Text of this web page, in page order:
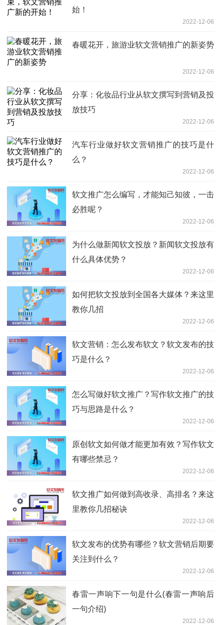
始！
2022-12-06
春暖花开，旅游业软文营销推广的新姿势
2022-12-06
分享：化妆品行业从软文撰写到营销及投
放技巧
2022-12-06
汽车行业做好软文营销推广的技巧是什
么？
2022-12-06
软文推广怎么编写，才能知己知彼，一击
必胜呢？
2022-12-06
为什么做新闻软文投放？新闻软文投放有
什么具体优势？
2022-12-06
如何把软文投放到全国各大媒体？来这里
教你几招
2022-12-06
软文营销：怎么发布软文？软文发布的技
巧是什么？
2022-12-06
怎么写做好软文推广？写作软文推广的技
巧与思路是什么？
2022-12-06
原创软文如何做才能更加有效？写作软文
有哪些禁忌？
2022-12-06
软文推广如何做到高收录、高排名？来这
里教你几招秘诀
2022-12-06
软文发布的优势有哪些？软文营销后期要
关注到什么？
2022-12-06
春雷一声响下一句是什么(春雷一声响后
一句介绍)
2022-12-06